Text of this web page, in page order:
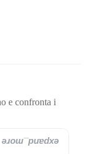
e confronta i
expand_more